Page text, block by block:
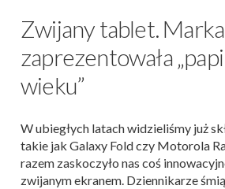
Zwijany tablet. Marka
zaprezentowała
wieku”
W ubiegłych latach widzieliśmy już
takie jak Galaxy Fold czy Motorola
razem zaskoczyło nas coś
zwijanym ekranem. Dziennikarze